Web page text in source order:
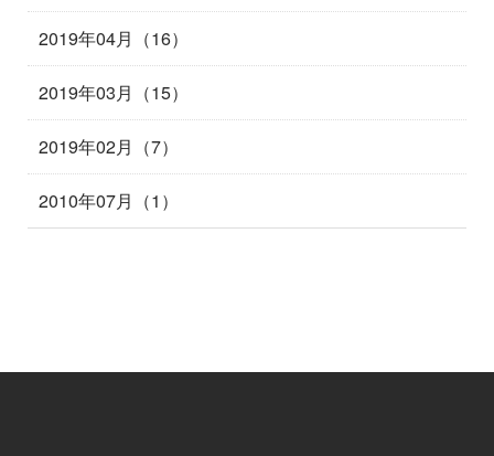
2019年04月（16）
2019年03月（15）
2019年02月（7）
2010年07月（1）